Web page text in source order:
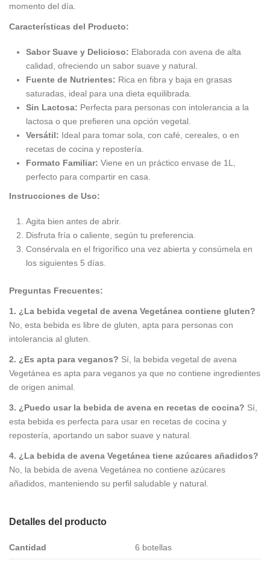
momento del día.
Características del Producto:
Sabor Suave y Delicioso: Elaborada con avena de alta
calidad, ofreciendo un sabor suave y natural.
Fuente de Nutrientes: Rica en fibra y baja en grasas
saturadas, ideal para una dieta equilibrada.
Sin Lactosa: Perfecta para personas con intolerancia a la
lactosa o que prefieren una opción vegetal.
Versátil: Ideal para tomar sola, con café, cereales, o en
recetas de cocina y repostería.
Formato Familiar: Viene en un práctico envase de 1L,
perfecto para compartir en casa.
Instrucciones de Uso:
Agita bien antes de abrir.
Disfruta fría o caliente, según tu preferencia.
Consérvala en el frigorífico una vez abierta y consúmela en
los siguientes 5 días.
Preguntas Frecuentes:
1. ¿La bebida vegetal de avena Vegetánea contiene gluten?
No, esta bebida es libre de gluten, apta para personas con
intolerancia al gluten.
2. ¿Es apta para veganos? Sí, la bebida vegetal de avena
Vegetánea es apta para veganos ya que no contiene ingredientes
de origen animal.
3. ¿Puedo usar la bebida de avena en recetas de cocina? Sí,
esta bebida es perfecta para usar en recetas de cocina y
repostería, aportando un sabor suave y natural.
4. ¿La bebida de avena Vegetánea tiene azúcares añadidos?
No, la bebida de avena Vegetánea no contiene azúcares
añadidos, manteniendo su perfil saludable y natural.
Detalles del producto
Cantidad 6 botellas